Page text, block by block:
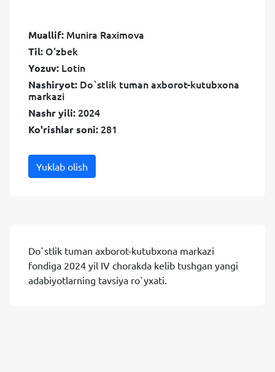
Muallif: Munira Raximova
Til:O'zbek
Yozuv: Lotin
Nashiryot: Do`stlik tuman axborot-kutubxona
markazi
Nashr yili: 2024
Ko'rishlar soni: 281
Yuklab olish
Do`stlik tuman axborot-kutubxona markazi
fondiga 2024 yil IV chorakda kelib tushgan yangi
adabiyotlarning tavsiya ro`yxati.